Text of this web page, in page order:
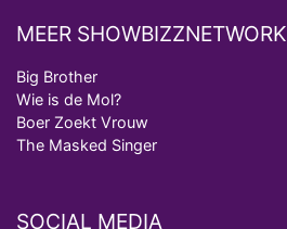
MEER SHOWBIZZNETWORK
Big Brother
Wie is de Mol?
Boer Zoekt Vrouw
The Masked Singer
SOCIAL MEDIA